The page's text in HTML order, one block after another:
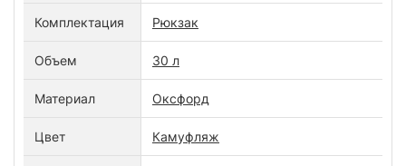
Комплектация Рюкзак
Объем 30 л
Материал Оксфорд
Цвет Камуфляж